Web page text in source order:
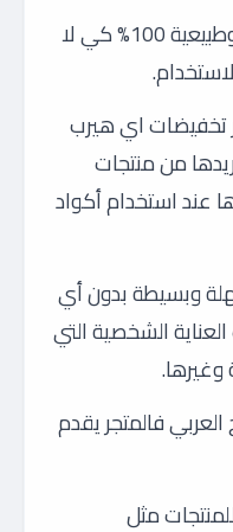
يوفر المتجر منتجات أصلية وطبيعية 100% كي لا
تخفيضات اي هيرب
من منتجات
عند استخدام أكواد
وبسيطة بدون أي
الشخصية التي
فالمتجر يقدم
مثل